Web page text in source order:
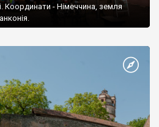
Координати - Німеччина, земля